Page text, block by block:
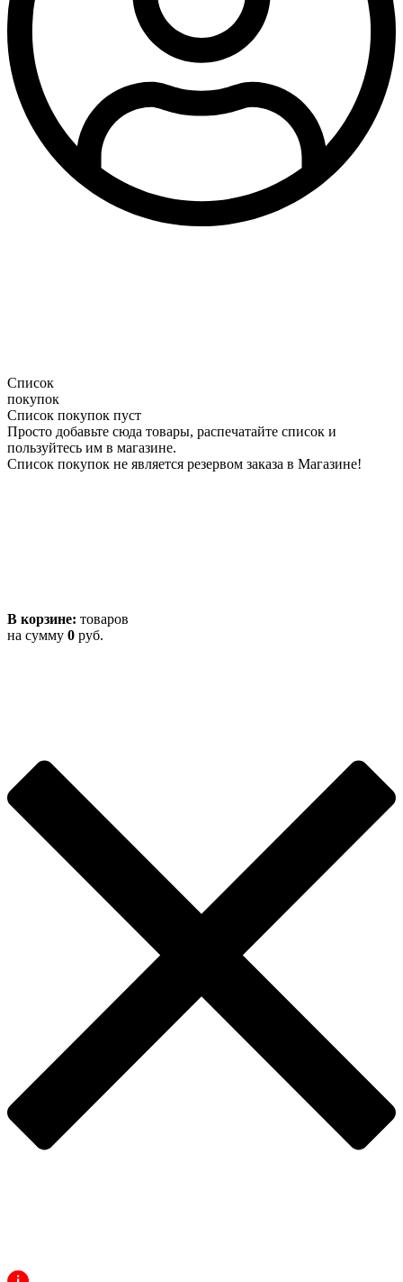
Список
покупок
Список покупок пуст
Просто добавьте сюда товары, распечатайте список и
пользуйтесь им в магазине.
Список покупок не является резервом заказа в Магазине!
В корзине: товаров
на сумму 0 руб.